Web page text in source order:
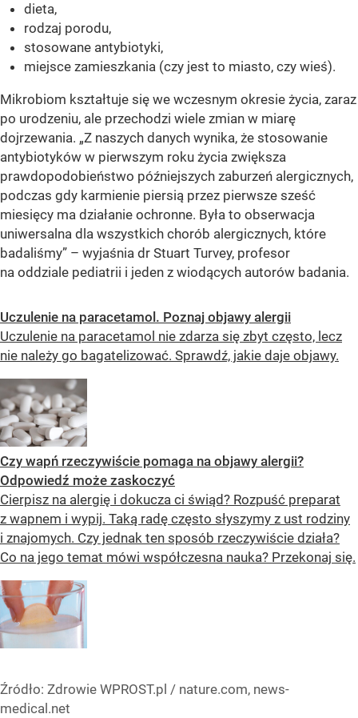
dieta,
rodzaj porodu,
stosowane antybiotyki,
miejsce zamieszkania (czy jest to miasto, czy wieś).
Mikrobiom kształtuje się we wczesnym okresie życia, zaraz
po urodzeniu, ale przechodzi wiele zmian w miarę
dojrzewania. „Z naszych danych wynika, że stosowanie
antybiotyków w pierwszym roku życia zwiększa
prawdopodobieństwo późniejszych zaburzeń alergicznych,
podczas gdy karmienie piersią przez pierwsze sześć
miesięcy ma działanie ochronne. Była to obserwacja
uniwersalna dla wszystkich chorób alergicznych, które
badaliśmy” – wyjaśnia dr Stuart Turvey, profesor
na oddziale pediatrii i jeden z wiodących autorów badania.
Uczulenie na paracetamol. Poznaj objawy alergii
Uczulenie na paracetamol nie zdarza się zbyt często, lecz
nie należy go bagatelizować. Sprawdź, jakie daje objawy.
Czy wapń rzeczywiście pomaga na objawy alergii?
Odpowiedź może zaskoczyć
Cierpisz na alergię i dokucza ci świąd? Rozpuść preparat
z wapnem i wypij. Taką radę często słyszymy z ust rodziny
i znajomych. Czy jednak ten sposób rzeczywiście działa?
Co na jego temat mówi współczesna nauka? Przekonaj się.
Źródło: Zdrowie WPROST.pl / nature.com, news-
medical.net